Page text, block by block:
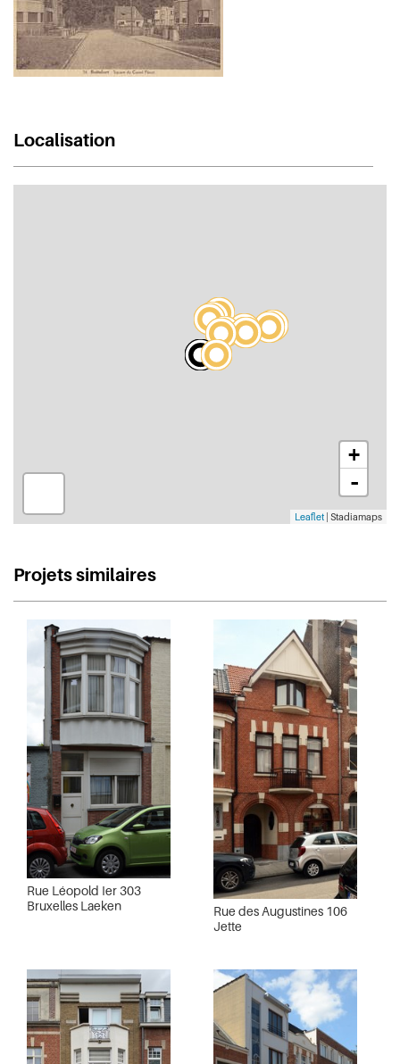
Localisation
+
-
Leaflet | Stadiamaps
Projets similaires
Rue Léopold Ier 303
Bruxelles Laeken
Rue des Augustines 106
Jette